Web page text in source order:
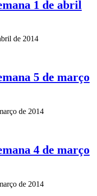
1 de abril
de 2014
5 de março
de 2014
4 de março
de 2014